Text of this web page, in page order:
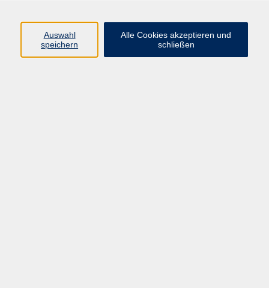
Auswahl
speichern
Alle Cookies akzeptieren und
schließen